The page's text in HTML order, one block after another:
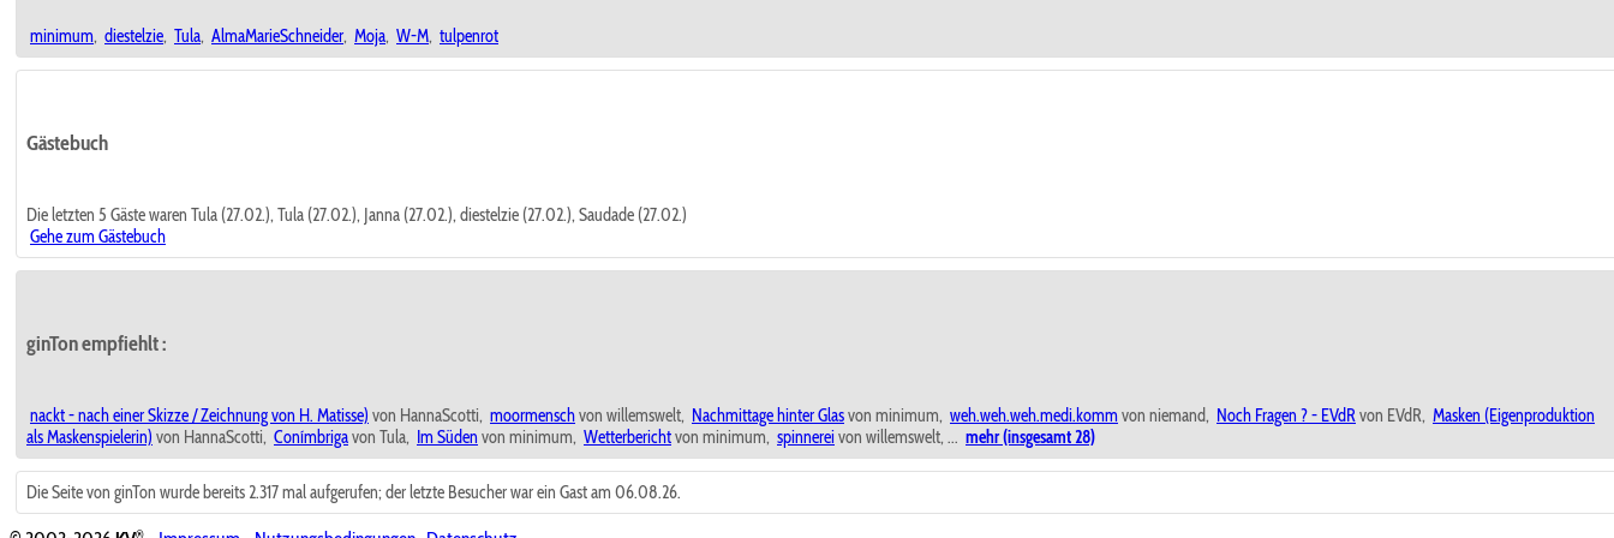
minimum, diestelzie, Tula, AlmaMarieSchneider, Moja, W-M, tulpenrot
Gästebuch
Die letzten 5 Gäste waren Tula (27.02.), Tula (27.02.), Janna (27.02.), diestelzie (27.02.), Saudade (27.02.)
Gehe zum Gästebuch
ginTon empfiehlt:
nackt - nach einer Skizze / Zeichnung von H. Matisse) von HannaScotti, moormenschvon willemswelt, Nachmittage hinter Glasvon minimum, weh.weh.weh.medi.kommvon niemand, Noch Fragen ? - EVdRvon EVdR, Masken (Eigenproduktion
als Maskenspielerin) von HannaScotti, Conímbrigavon Tula, Im Süden von minimum, Wetterberichtvon minimum, spinnerei von willemswelt, ... mehr (insgesamt 28)
Die Seite von ginTon wurde bereits 2.317 mal aufgerufen; der letzte Besucher war ein Gast am 06.08.26.
®